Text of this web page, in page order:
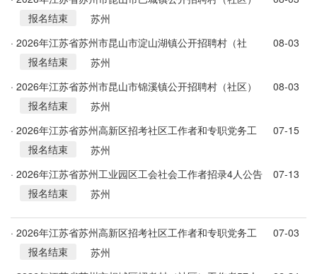
编外工作人员10人简章
报名结束
苏州
· 2026年江苏省苏州市昆山市淀山湖镇公开招聘村（社
区）编外工作人员2人简章
08-03
报名结束
苏州
· 2026年江苏省苏州市昆山市锦溪镇公开招聘村（社区）
编外工作人员16人简章
08-03
报名结束
苏州
· 2026年江苏省苏州高新区招考社区工作者和专职党务工
作者笔试确认及笔试公告
07-15
报名结束
苏州
· 2026年江苏省苏州工业园区工会社会工作者招录4人公告
07-13
报名结束
苏州
· 2026年江苏省苏州高新区招考社区工作者和专职党务工
作者40人公告
07-03
报名结束
苏州